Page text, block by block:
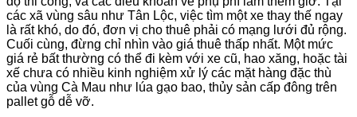
các xã vùng sâu như Tân Lộc, việc tìm một xe thay thế ngay
là rất khó, do đó, đơn vị cho thuê phải có mạng lưới đủ rộng.
Cuối cùng, đừng chỉ nhìn vào giá thuê thấp nhất. Một mức
giá rẻ bất thường có thể đi kèm với xe cũ, hao xăng, hoặc tài
xế chưa có nhiều kinh nghiệm xử lý các mặt hàng đặc thù
của vùng Cà Mau như lúa gạo bao, thủy sản cấp đông trên
pallet gỗ dễ vỡ.